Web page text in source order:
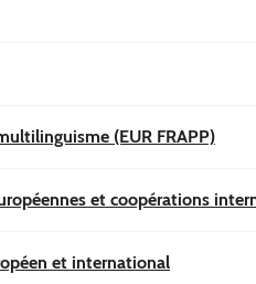
(EUR FRAPP)
et coopérations
et international